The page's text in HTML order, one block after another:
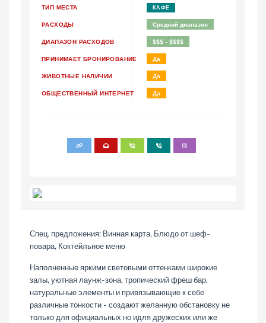
ТИП МЕСТА КАФЕ
РАСХОДЫ Средний диапазон
ДИАПAЗОН РАСХОДОВ $$$ - $$$$
ПРИНИМАЕТ БРОНИРОВАНИЕ Да
ЖИВОТНЫЕ НАЛИЧИИ Да
ОБЩЕСТВЕННЫЙ ИНТЕРНЕТ Да
Спец. предложения: Винная карта, Блюдо от шеф-
повара, Коктейльное меню
Наполненные яркими световыми оттенками широкие
залы, уютная лаунж-зона, тропический фреш бар,
натуральные элементы и привязывающие к себе
различные тонкости - создают желанную обстановку не
только для официальных но идля дружеских или же